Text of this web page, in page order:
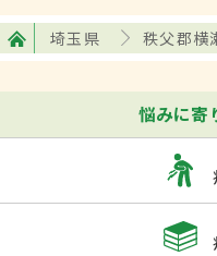
埼玉県 秩父郡横
悩みに寄